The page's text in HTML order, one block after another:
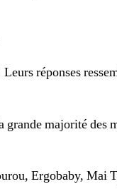
réponses
grande majorité des
Ergobaby, Mai